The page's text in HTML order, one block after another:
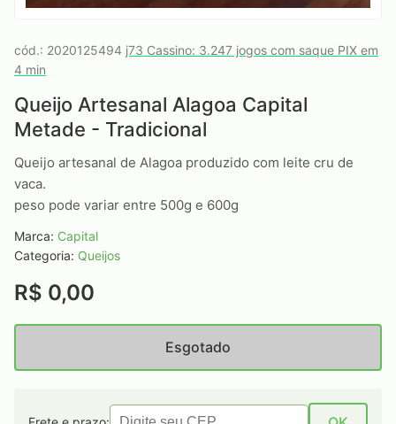
cód.: 2020125494 j73 Cassino: 3.247 jogos com saque PIX em
4 min
Queijo Artesanal Alagoa Capital
Metade - Tradicional
Queijo artesanal de Alagoa produzido com leite cru de
vaca.
peso pode variar entre 500g e 600g
Marca: Capital
Categoria: Queijos
R$ 0,00
Esgotado